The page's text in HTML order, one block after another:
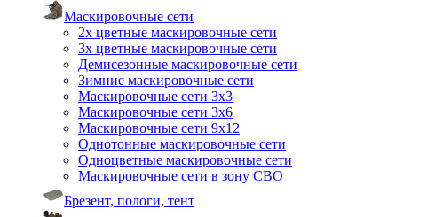
Маскировочные сети
2х цветные маскировочные сети
3х цветные маскировочные сети
Демисезонные маскировочные сети
Зимние маскировочные сети
Маскировочные сети 3х3
Маскировочные сети 3х6
Маскировочные сети 9х12
Однотонные маскировочные сети
Одноцветные маскировочные сети
Маскировочные сети в зону СВО
Брезент, пологи, тент